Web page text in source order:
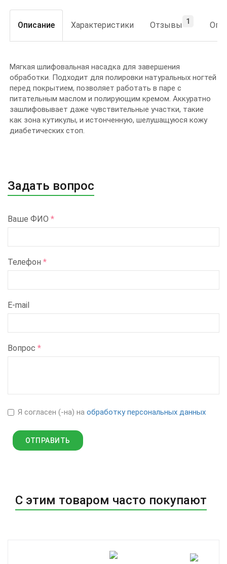
Описание Характеристики Отзывы 1
Мягкая шлифовальная насадка для завершения
обработки. Подходит для полировки натуральных ногтей
перед покрытием, позволяет работать в паре с
питательным маслом и полирующим кремом. Аккуратно
зашлифовывает даже чувствительные участки, такие
как зона кутикулы, и истонченную, шелушащуюся кожу
диабетических стоп.
Задать вопрос
Ваше ФИО *
Телефон *
E-mail
Вопрос *
Я согласен (-на) на обработку персональных данных
С этим товаром часто покупают